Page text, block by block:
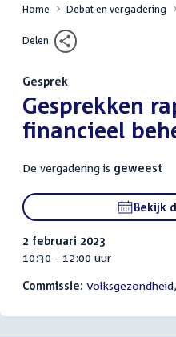
Home Debat en vergadering
Delen
Gesprek
:Gesprekken
financieel
De vergadering is geweest
Bekijk
2 februari 2023
10:30 - 12:00 uur
Commissie: